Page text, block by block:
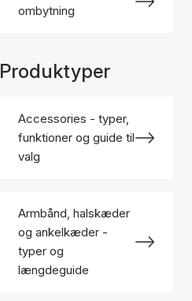
ombytning
Produktyper
Accessories - typer,
funktioner og guide til
valg
Armbånd, halskæder
og ankelkæder -
typer og
længdeguide